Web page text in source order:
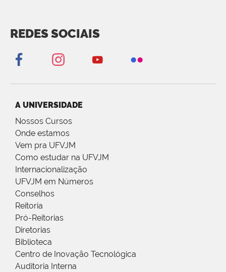
REDES SOCIAIS
A UNIVERSIDADE
Nossos Cursos
Onde estamos
Vem pra UFVJM
Como estudar na UFVJM
Internacionalização
UFVJM em Números
Conselhos
Reitoria
Pró-Reitorias
Diretorias
Biblioteca
Centro de Inovação Tecnológica
Auditoria Interna